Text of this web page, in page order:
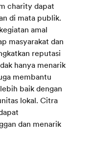
charity dapat
di mata publik.
amal
masyarakat dan
reputasi
hanya menarik
membantu
baik dengan
lokal. Citra
dan menarik